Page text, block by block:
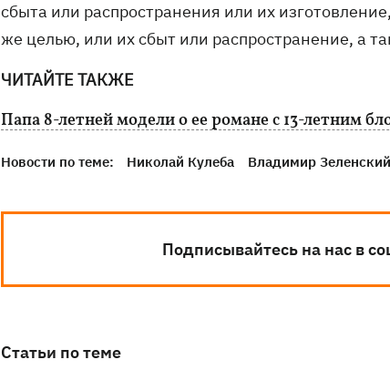
сбыта или распространения или их
же целью, или их сбыт или распространение, а
ЧИТАЙТЕ ТАКЖЕ
Папа 8-летней модели о ее романе с 13-летним
Новости по теме: Николай Кулеба Владимир Зеленский
Подписывайтесь на нас в
Статьи по теме